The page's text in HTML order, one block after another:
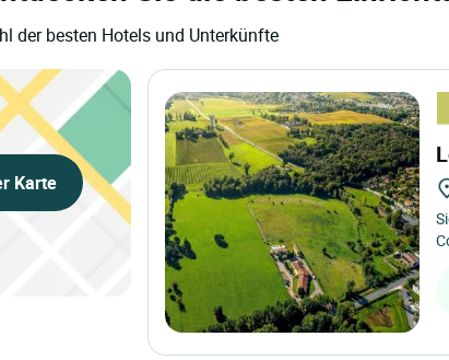
der besten Hotels und Unterkünfte
Karte